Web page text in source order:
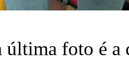
última foto é a